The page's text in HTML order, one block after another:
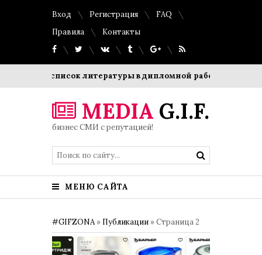
Вход Регистрация
FAQ
Правила
Контакты
литературы в дипломной работе: требования,
MEDIA G.I.F.
бизнес СМИ с репутацией!
МЕНЮ САЙТА
#GIFZONA» Публикации » Страница 2